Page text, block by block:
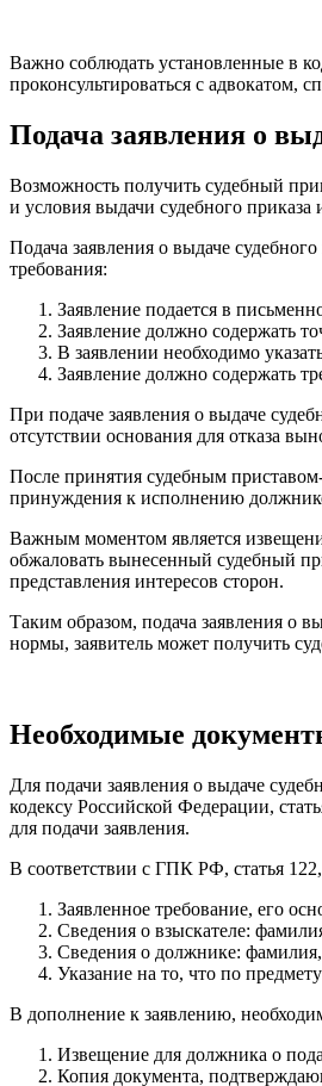
Важно соблюдать установленные в
проконсультироваться с адвокатом,
Подача заявления о
Возможность получить судебный
и условия выдачи судебного
Подача заявления о выдаче
требования:
Заявление подается в
Заявление должно содержать
В заявлении необходимо
Заявление должно содержать
При подаче заявления о выдаче
отсутствии основания для отказа
После принятия судебным
принуждения к исполнению
Важным моментом является
обжаловать вынесенный судебный
представления интересов сторон.
Таким образом, подача заявления о
нормы, заявитель может получить
Необходимые
Для подачи заявления о выдаче
кодексу Российской Федерации,
для подачи заявления.
В соответствии с ГПК РФ, статья
Заявленное требование, его
Сведения о взыскателе:
Сведения о должнике:
Указание на то, что по
В дополнение к заявлению,
Извещение для должника о
Копия документа,